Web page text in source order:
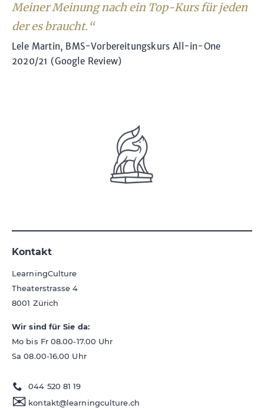
Meiner Meinung nach ein Top-Kurs für jeden
der es braucht.“
Lele Martin, BMS-Vorbereitungskurs All-in-One
2020/21 (Google Review)
Kontakt
LearningCulture
Theaterstrasse 4
8001 Zürich
Wir sind für Sie da:
Mo bis Fr 08.00-17.00 Uhr
Sa 08.00-16.00 Uhr
044 520 81 19
✉ kontakt@learningculture.ch